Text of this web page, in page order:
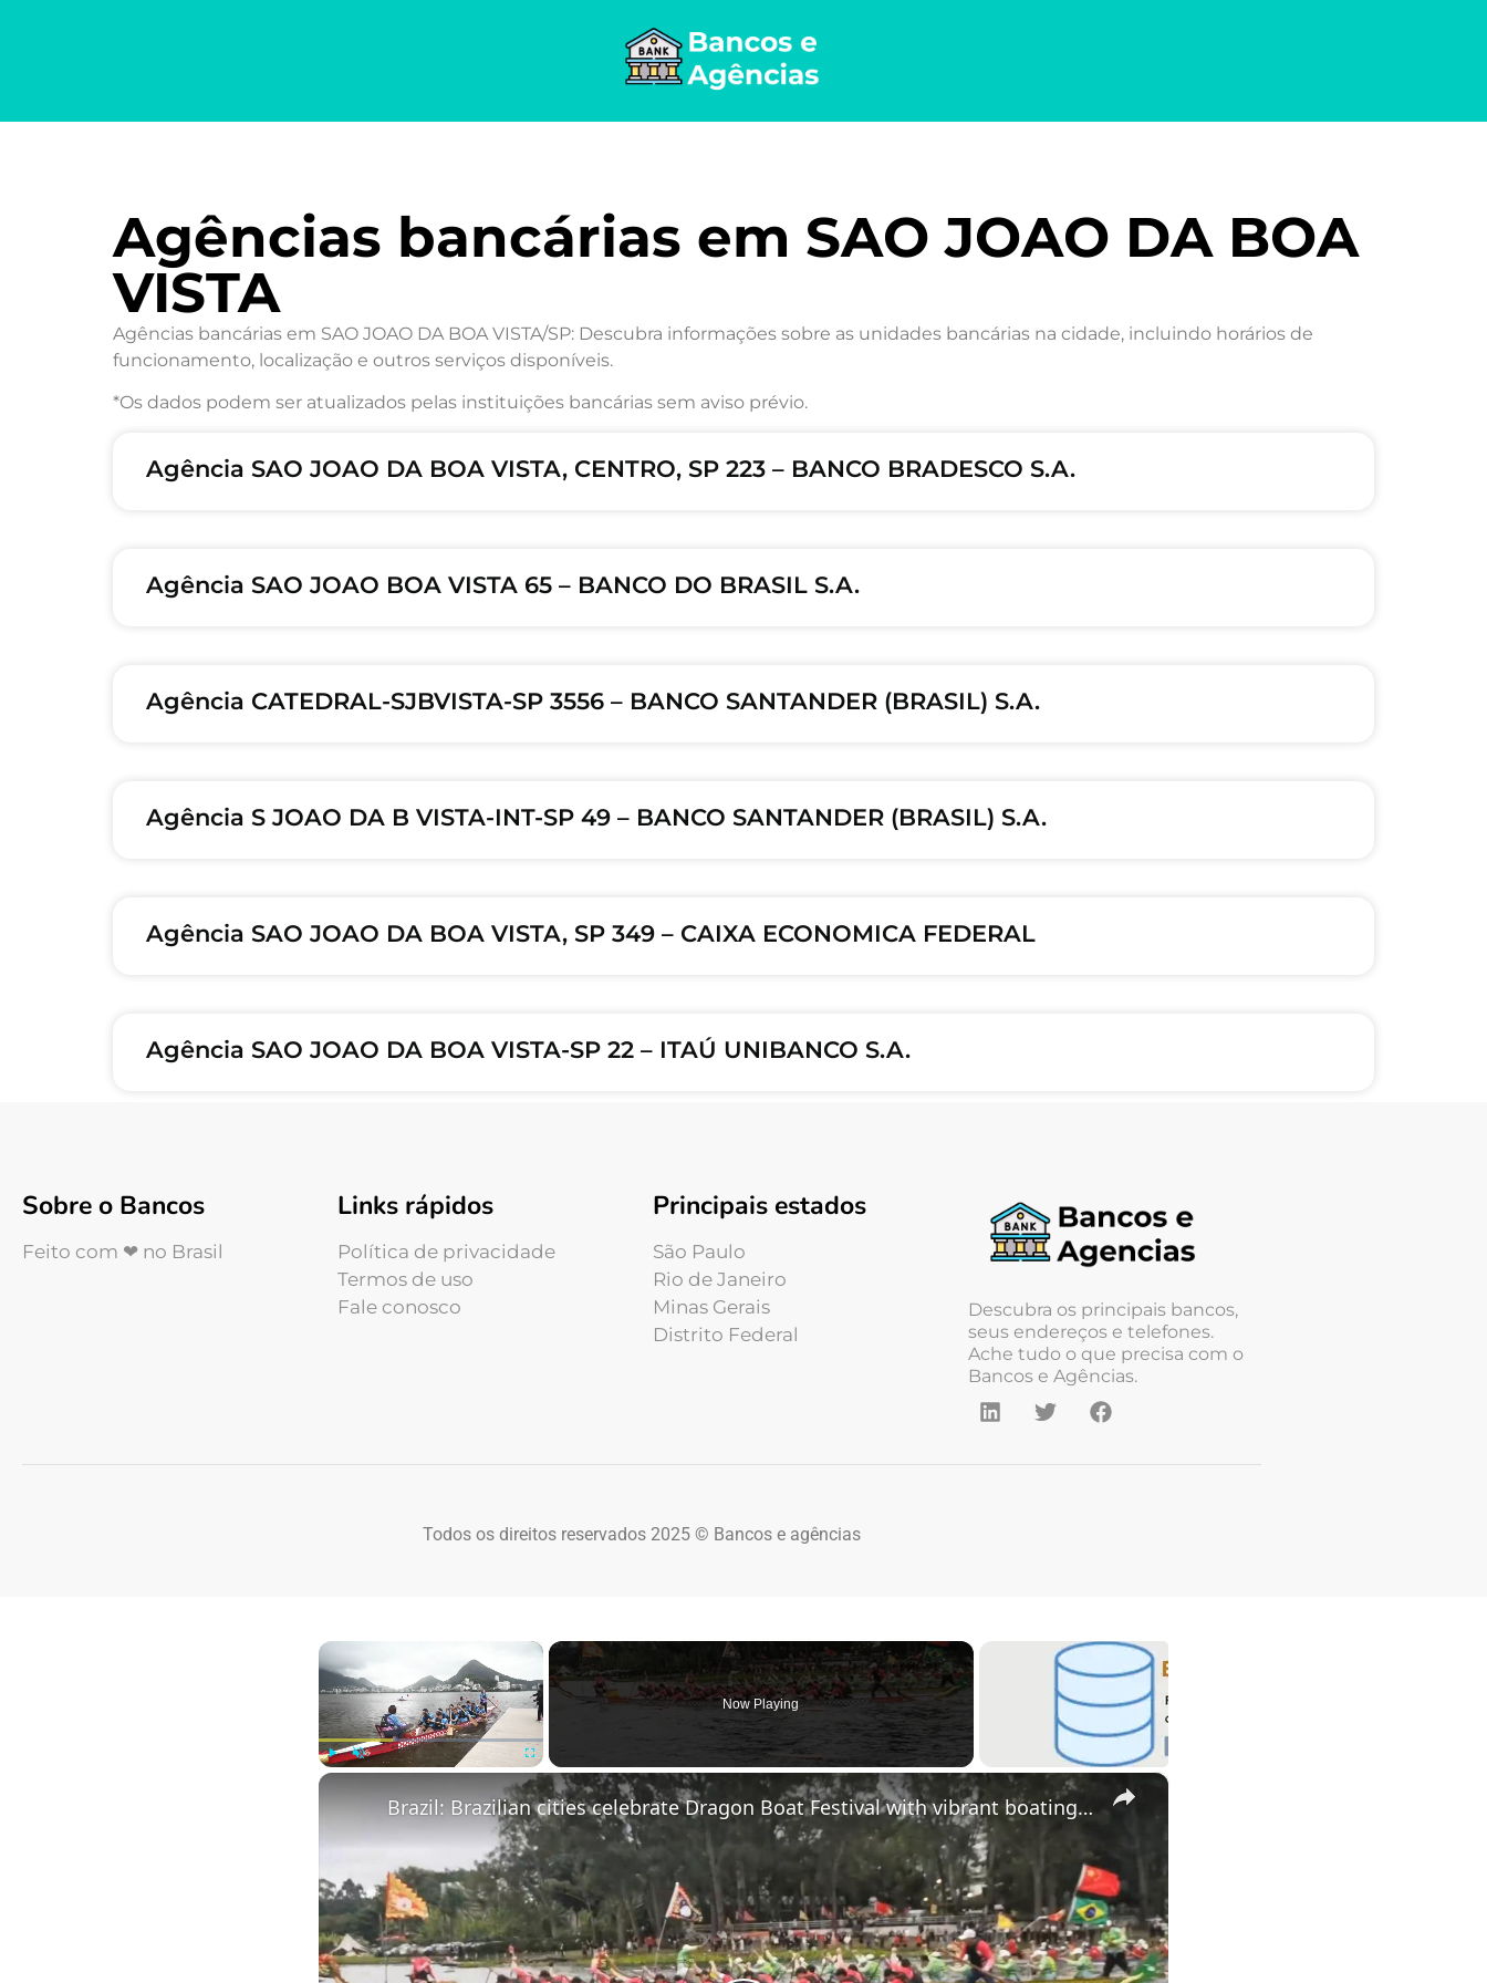
Agências bancárias em SAO JOAO DA BOA
VISTA
Agências bancárias em SAO JOAO DA BOA VISTA/SP: Descubra informações sobre as unidades bancárias na cidade, incluindo horários de
funcionamento, localização e outros serviços disponíveis.
*Os dados podem ser atualizados pelas instituições bancárias sem aviso prévio.
Agência SAO JOAO DA BOA VISTA, CENTRO, SP 223 – BANCO BRADESCO S.A.
Agência SAO JOAO BOA VISTA 65 – BANCO DO BRASIL S.A.
Agência CATEDRAL-SJBVISTA-SP 3556 – BANCO SANTANDER (BRASIL) S.A.
Agência S JOAO DA B VISTA-INT-SP 49 – BANCO SANTANDER (BRASIL) S.A.
Agência SAO JOAO DA BOA VISTA, SP 349 – CAIXA ECONOMICA FEDERAL
Agência SAO JOAO DA BOA VISTA-SP 22 – ITAÚ UNIBANCO S.A.
Sobre o Bancos
Feito com ❤ no Brasil
Links rápidos
Política de privacidade
Termos de uso
Fale conosco
Principais estados
São Paulo
Rio de Janeiro
Minas Gerais
Distrito Federal
Descubra os principais bancos,
seus endereços e telefones.
Ache tudo o que precisa com o
Bancos e Agências.
Todos os direitos reservados 2025 © Bancos e agências
×
Fullscreen
Now Playing
×
Brazil: Brazilian cities celebrate Dragon Boat Festival with vibrant boating races.